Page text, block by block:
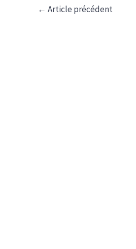
← Article précédent